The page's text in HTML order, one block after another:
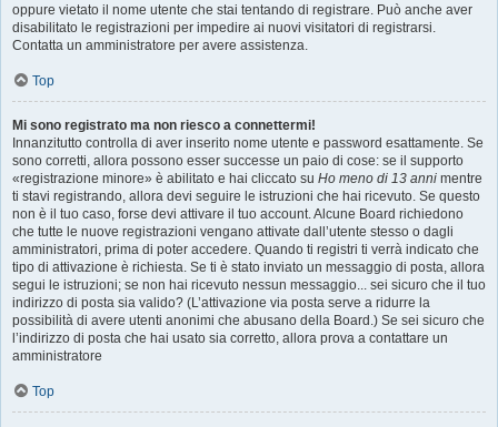
oppure vietato il nome utente che stai tentando di registrare. Può anche aver
disabilitato le registrazioni per impedire ai nuovi visitatori di registrarsi.
Contatta un amministratore per avere assistenza.
Top
Mi sono registrato ma non riesco a connettermi!
Innanzitutto controlla di aver inserito nome utente e password esattamente. Se
sono corretti, allora possono esser successe un paio di cose: se il supporto
«registrazione minore» è abilitato e hai cliccato su Ho meno di 13 anni mentre
ti stavi registrando, allora devi seguire le istruzioni che hai ricevuto. Se questo
non è il tuo caso, forse devi attivare il tuo account. Alcune Board richiedono
che tutte le nuove registrazioni vengano attivate dall’utente stesso o dagli
amministratori, prima di poter accedere. Quando ti registri ti verrà indicato che
tipo di attivazione è richiesta. Se ti è stato inviato un messaggio di posta, allora
segui le istruzioni; se non hai ricevuto nessun messaggio... sei sicuro che il tuo
indirizzo di posta sia valido? (L’attivazione via posta serve a ridurre la
possibilità di avere utenti anonimi che abusano della Board.) Se sei sicuro che
l’indirizzo di posta che hai usato sia corretto, allora prova a contattare un
amministratore
Top